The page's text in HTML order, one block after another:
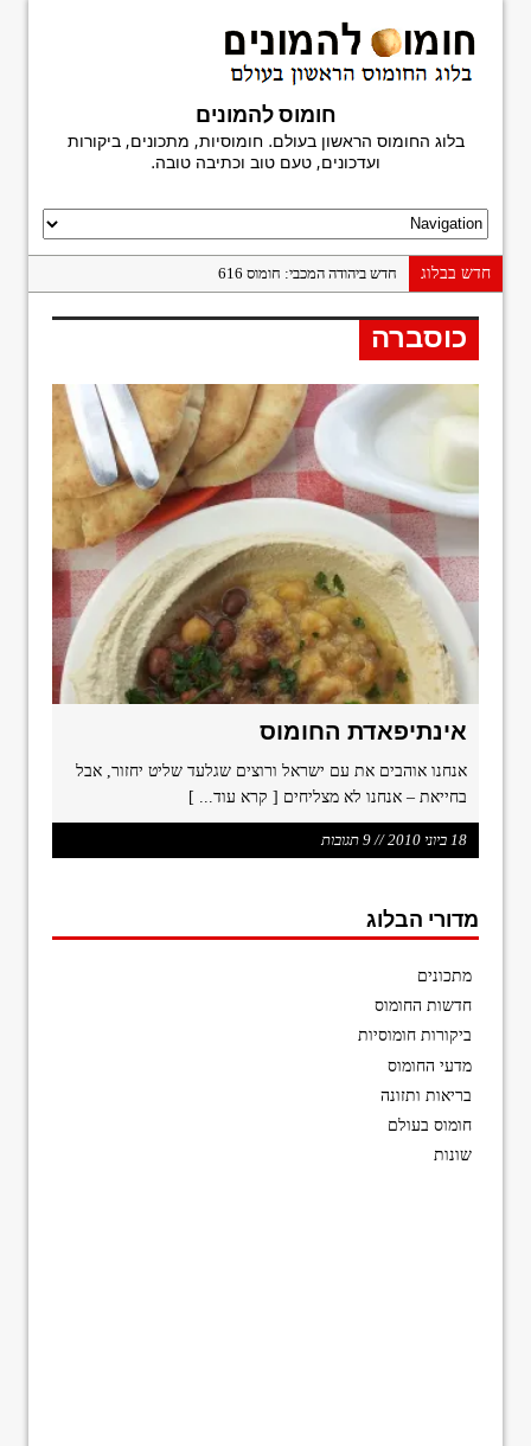
חומוס להמונים
בלוג החומוס הראשון בעולם. חומוסיות, מתכונים, ביקורות
ועדכונים, טעם טוב וכתיבה טובה.
חדש בבלוג
חדש ביהודה המכבי: חומוס 616
חומוס מגן דוד
חומוס חמודי: הפתעה על יהודה הלוי
ביקורת ספר: מדריך החומוסיות הגדול
חומוס פלורנטין
כוסברה
אינתיפאדת החומוס
אנחנו אוהבים את עם ישראל ורוצים שגלעד שליט יחזור, אבל
בחייאת – אנחנו לא מצליחים [ קרא עוד... ]
18 ביוני 2010 // 9 תגובות
מדורי הבלוג
מתכונים
חדשות החומוס
ביקורות חומוסיות
מדעי החומוס
בריאות ותזונה
חומוס בעולם
שונות